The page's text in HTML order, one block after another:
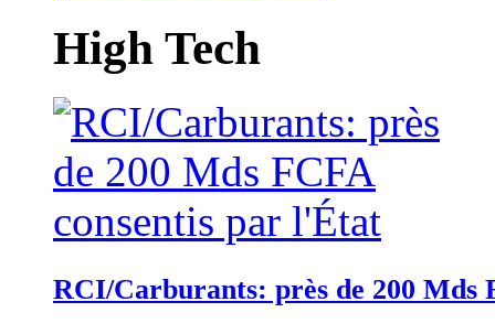
High Tech
RCI/Carburants: près de 200 Mds